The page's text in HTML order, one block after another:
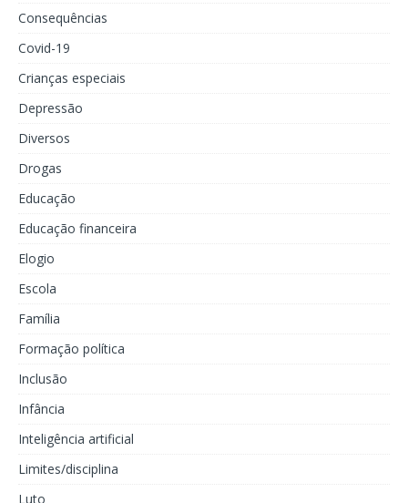
Consequências
Covid-19
Crianças especiais
Depressão
Diversos
Drogas
Educação
Educação financeira
Elogio
Escola
Família
Formação política
Inclusão
Infância
Inteligência artificial
Limites/disciplina
Luto